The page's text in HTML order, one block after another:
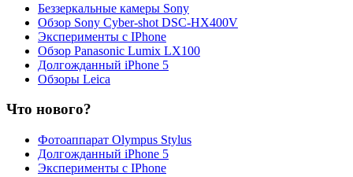
Беззеркальные камеры Sony
Обзор Sony Cyber-shot DSC-HX400V
Эксперименты с IPhone
Обзор Panasonic Lumix LX100
Долгожданный iPhone 5
Обзоры Leica
Что нового?
Фотоаппарат Olympus Stylus
Долгожданный iPhone 5
Эксперименты с IPhone